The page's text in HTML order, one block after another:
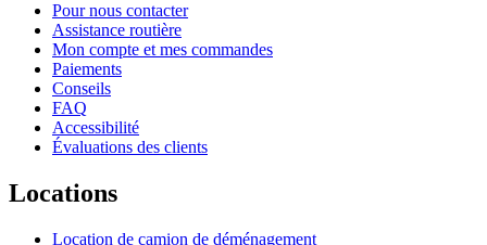
Pour nous contacter
Assistance routière
Mon compte et mes commandes
Paiements
Conseils
FAQ
Accessibilité
Évaluations des clients
Locations
Location de camion de déménagement